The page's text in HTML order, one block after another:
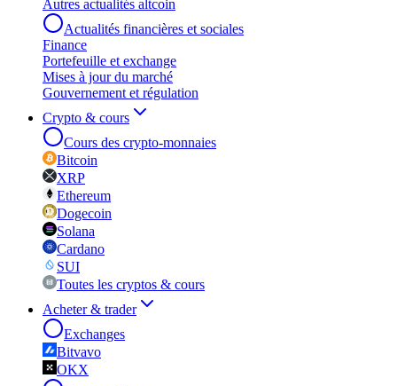
Autres actualités altcoin
Actualités financières et sociales
Finance
Portefeuille et exchange
Mises à jour du marché
Gouvernement et régulation
Crypto & cours
Cours des crypto-monnaies
Bitcoin
XRP
Ethereum
Dogecoin
Solana
Cardano
SUI
Toutes les cryptos & cours
Acheter & trader
Exchanges
Bitvavo
OKX